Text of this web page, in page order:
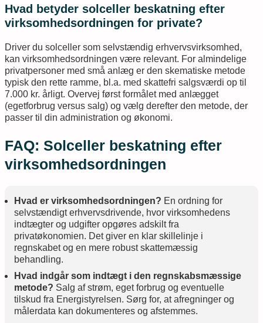
Hvad betyder solceller beskatning efter
virksomhedsordningen for private?
Driver du solceller som selvstændig erhvervsvirksomhed,
kan virksomhedsordningen være relevant. For almindelige
privatpersoner med små anlæg er den skematiske metode
typisk den rette ramme, bl.a. med skattefri salgsværdi op til
7.000 kr. årligt. Overvej først formålet med anlægget
(egetforbrug versus salg) og vælg derefter den metode, der
passer til din administration og økonomi.
FAQ: Solceller beskatning efter
virksomhedsordningen
Hvad er virksomhedsordningen? En ordning for
selvstændigt erhvervsdrivende, hvor virksomhedens
indtægter og udgifter opgøres adskilt fra
privatøkonomien. Det giver en klar skillelinje i
regnskabet og en mere robust skattemæssig
behandling.
Hvad indgår som indtægt i den regnskabsmæssige
metode? Salg af strøm, eget forbrug og eventuelle
tilskud fra Energistyrelsen. Sørg for, at afregninger og
målerdata kan dokumenteres og afstemmes.